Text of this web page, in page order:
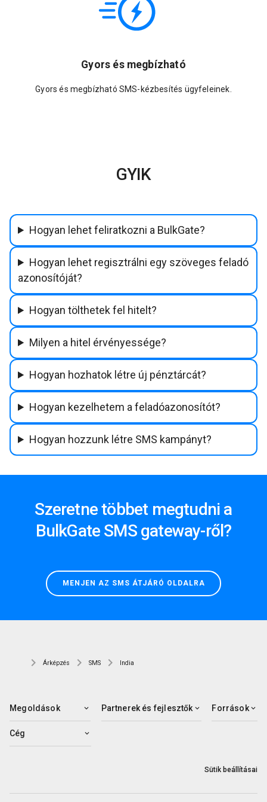
Gyors és megbízható
Gyors és megbízható SMS-kézbesítés ügyfeleinek.
GYIK
Hogyan lehet feliratkozni a BulkGate?
Hogyan lehet regisztrálni egy szöveges feladó
azonosítóját?
Hogyan tölthetek fel hitelt?
Milyen a hitel érvényessége?
Hogyan hozhatok létre új pénztárcát?
Hogyan kezelhetem a feladóazonosítót?
Hogyan hozzunk létre SMS kampányt?
Szeretne többet megtudni a
BulkGate SMS gateway-ről?
MENJEN AZ SMS ÁTJÁRÓ OLDALRA
Árképzés SMS India
Megoldások Partnerek és fejlesztők Források
Cég
Sütik beállításai